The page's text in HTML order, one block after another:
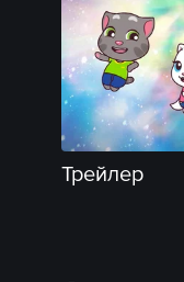
Трейлер